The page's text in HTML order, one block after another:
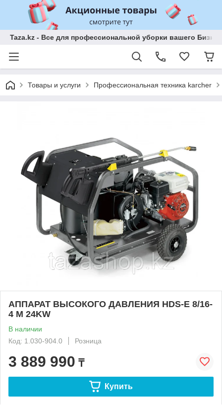
Taza.kz - Все для профессиональной уборки вашего
Товары и услуги Профессиональная техника karcher
АППАРАТ ВЫСОКОГО ДАВЛЕНИЯ HDS-E 8/16-
4 M 24KW
В наличии
Код: 1.030-904.0
Розница
3 889 990 ₸
Купить